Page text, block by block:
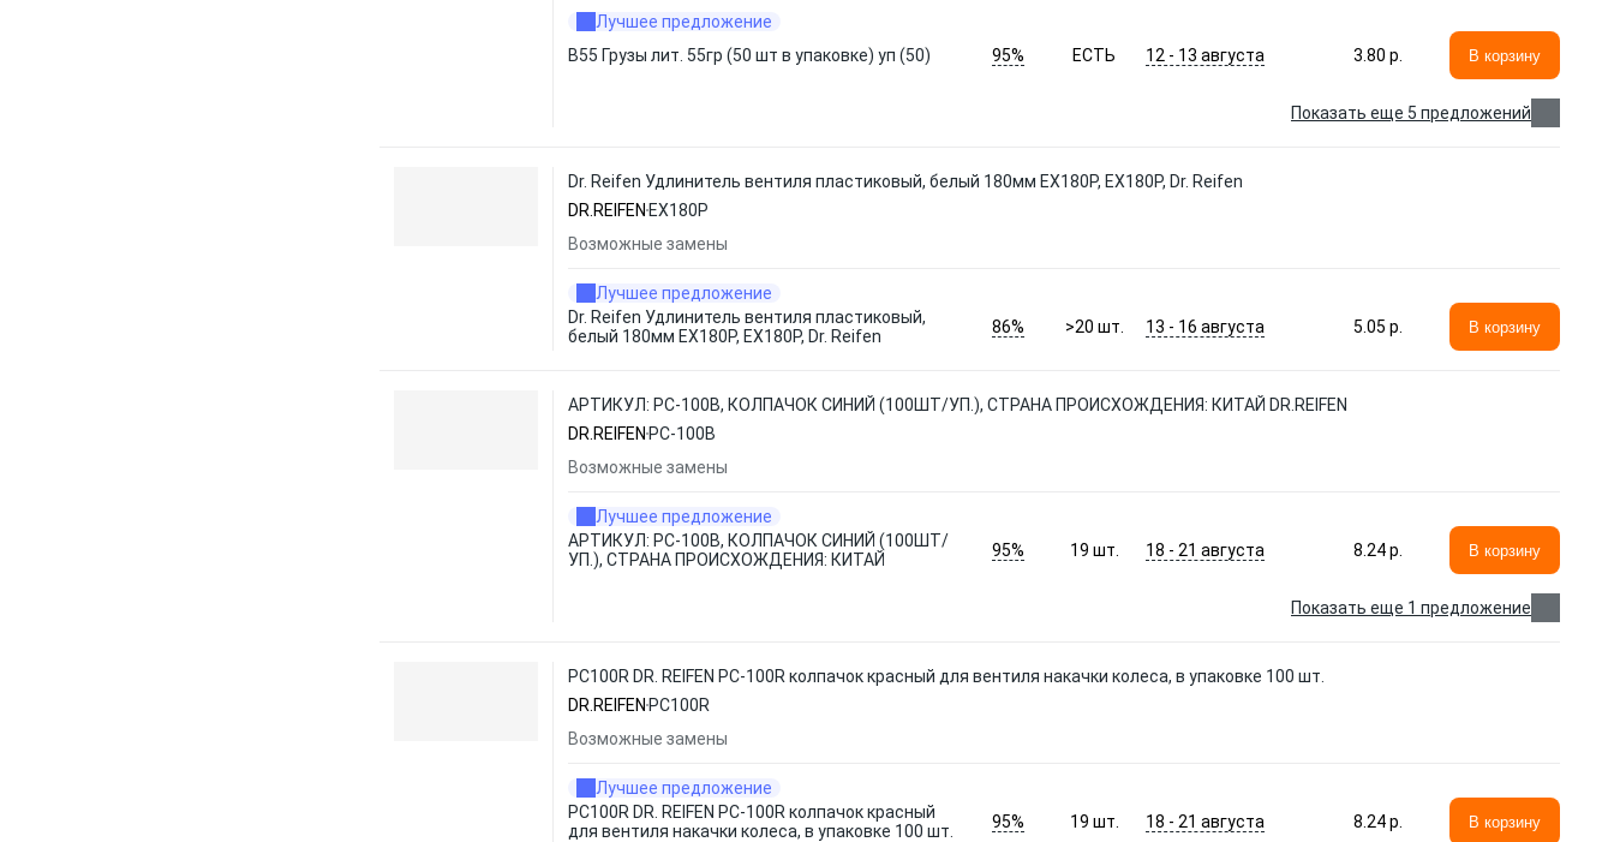
Лучшее предложение
B55 Грузы лит. 55гр (50 шт в упаковке) уп (50)
95% ЕСТЬ 12 - 13 августа 3.80 p. В корзину
Показать еще 5 предложений
Dr. Reifen Удлинитель вентиля пластиковый, белый 180мм EX180P, EX180P, Dr. Reifen
DR.REIFEN EX180P
Возможные замены
Лучшее предложение
Dr. Reifen Удлинитель вентиля пластиковый,
белый 180мм EX180P, EX180P, Dr. Reifen
86% >20 шт. 13 - 16 августа 5.05 p. В корзину
АРТИКУЛ: PC-100B, КОЛПАЧОК СИНИЙ (100ШТ/УП.), СТРАНА ПРОИСХОЖДЕНИЯ: КИТАЙ DR.REIFEN
DR.REIFEN PC-100B
Возможные замены
Лучшее предложение
АРТИКУЛ: PC-100B, КОЛПАЧОК СИНИЙ (100ШТ/
УП.), СТРАНА ПРОИСХОЖДЕНИЯ: КИТАЙ
95% 19 шт. 18 - 21 августа 8.24 p. В корзину
Показать еще 1 предложение
PC100R DR. REIFEN PC-100R колпачок красный для вентиля накачки колеса, в упаковке 100 шт.
DR.REIFEN PC100R
Возможные замены
Лучшее предложение
PC100R DR. REIFEN PC-100R колпачок красный
для вентиля накачки колеса, в упаковке 100 шт.
95% 19 шт. 18 - 21 августа 8.24 p. В корзину